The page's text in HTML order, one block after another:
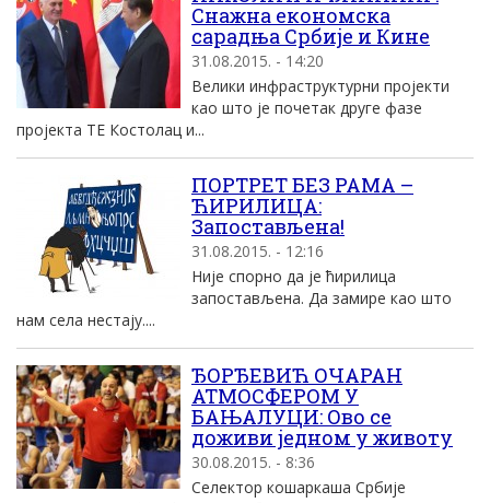
Снажна економска
сарадња Србије и Кине
31.08.2015. - 14:20
Велики инфраструктурни пројекти
као што је почетак друге фазе
пројекта ТЕ Костолац и...
ПОРТРЕТ БЕЗ РАМА –
ЋИРИЛИЦА:
Запостављена!
31.08.2015. - 12:16
Није спорно да је ћирилица
запостављена. Да замире као што
нам села нестају....
ЂОРЂЕВИЋ ОЧАРАН
АТМОСФЕРОМ У
БАЊАЛУЦИ: Ово се
доживи једном у животу
30.08.2015. - 8:36
Селектор кошаркаша Србије